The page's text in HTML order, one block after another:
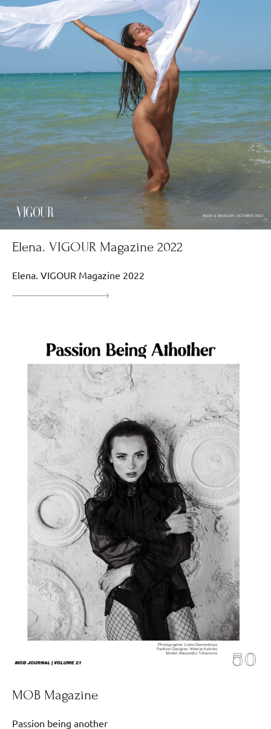
Elena. VIGOUR Magazine 2022
Elena. VIGOUR Magazine 2022
MOB Magazine
Passion being another